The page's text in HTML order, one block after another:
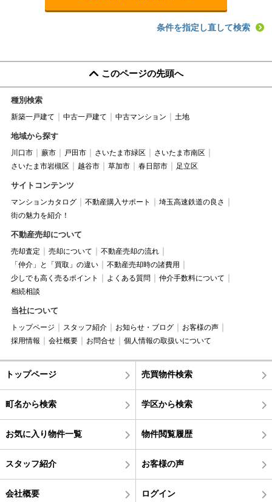
条件を指定し直して検索
このページの先頭へ
種別検索
新築一戸建て 中古一戸建て 中古マンション 土地
地域から探す
川口市 蕨市 戸田市 さいたま市緑区
さいたま市南区
さいたま市岩槻区
越谷市 草加市 春日部市 足立区
サイトコンテンツ
マンションカタログ 不動産購入サポート
埼玉高速鉄道の良さ
街の魅力を紹介！
不動産売却について
売却査定 売却について
不動産売却の流れ
「仲介」と「買取」の違い
不動産売却時の諸費用
少しでも高く売るポイント
よくある質問
仲介手数料について
相続相談
当社について
トップページ スタッフ紹介 お知らせ・ブログ
お客様の声
採用情報
会社概要 お問合せ 個人情報の取扱いについて
トップページ 売買物件検索
町名から検索 学区から検索
お気に入り物件一覧 物件閲覧履歴
スタッフ紹介 お客様の声
会社概要 ログイン